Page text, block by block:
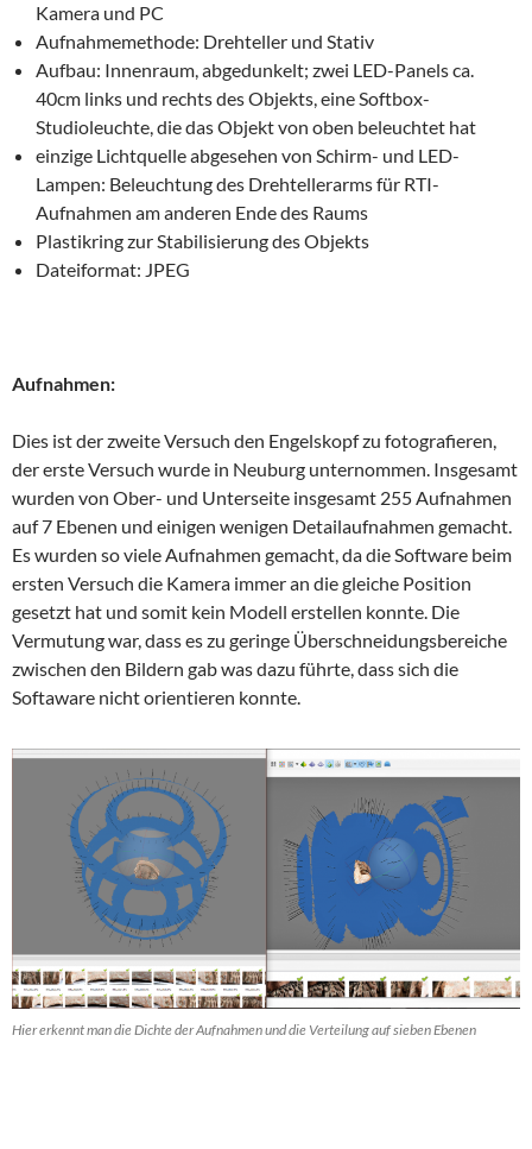
Kamera und PC
Aufnahmemethode: Drehteller und Stativ
Aufbau: Innenraum, abgedunkelt; zwei LED-Panels ca.
40cm links und rechts des Objekts, eine Softbox-
Studioleuchte, die das Objekt von oben beleuchtet hat
einzige Lichtquelle abgesehen von Schirm- und LED-
Lampen: Beleuchtung des Drehtellerarms für RTI-
Aufnahmen am anderen Ende des Raums
Plastikring zur Stabilisierung des Objekts
Dateiformat: JPEG
Aufnahmen:
Dies ist der zweite Versuch den Engelskopf zu fotografieren,
der erste Versuch wurde in Neuburg unternommen. Insgesamt
wurden von Ober- und Unterseite insgesamt 255 Aufnahmen
auf 7 Ebenen und einigen wenigen Detailaufnahmen gemacht.
Es wurden so viele Aufnahmen gemacht, da die Software beim
ersten Versuch die Kamera immer an die gleiche Position
gesetzt hat und somit kein Modell erstellen konnte. Die
Vermutung war, dass es zu geringe Überschneidungsbereiche
zwischen den Bildern gab was dazu führte, dass sich die
Softaware nicht orientieren konnte.
Hier erkennt man die Dichte der Aufnahmen und die Verteilung auf sieben Ebenen